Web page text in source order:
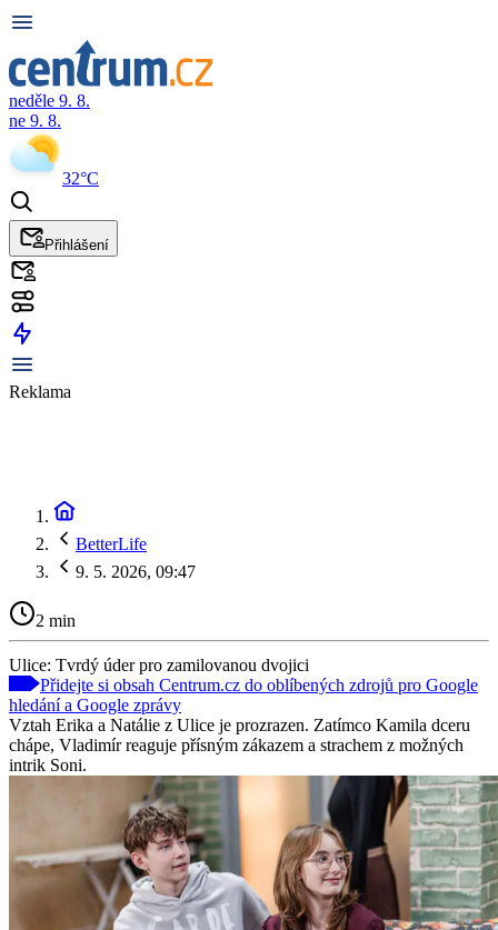
neděle 9. 8.
ne 9. 8.
32°C
Přihlášení
Reklama
BetterLife
9. 5. 2026, 09:47
2 min
Ulice: Tvrdý úder pro zamilovanou dvojici
Přidejte si obsah Centrum.cz do oblíbených zdrojů pro Google
hledání a Google zprávy
Vztah Erika a Natálie z Ulice je prozrazen. Zatímco Kamila dceru
chápe, Vladimír reaguje přísným zákazem a strachem z možných
intrik Soni.